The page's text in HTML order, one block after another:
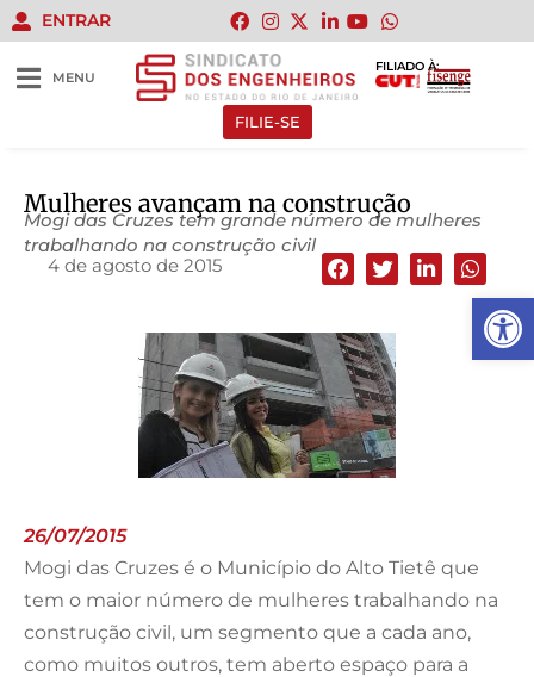
Abrir
ENTRAR
MENU
FILIADO À:
FILIE-SE
Mulheres avançam na construção
Mogi das Cruzes tem grande número de mulheres
trabalhando na construção civil
4 de agosto de 2015
26/07/2015
Mogi das Cruzes é o Município do Alto Tietê que
tem o maior número de mulheres trabalhando na
construção civil, um segmento que a cada ano,
como muitos outros, tem aberto espaço para a